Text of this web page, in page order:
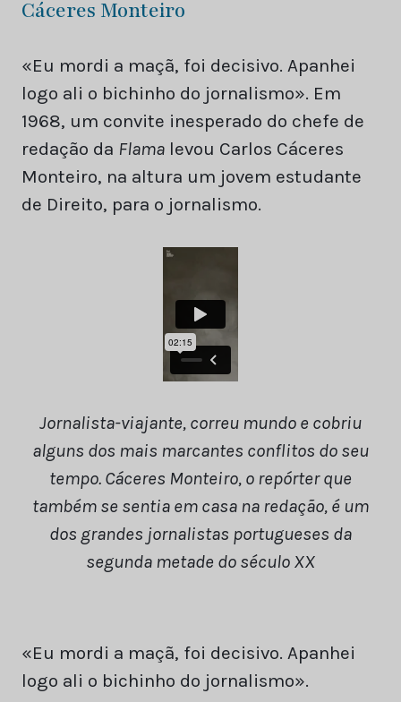
Cáceres Monteiro
«Eu mordi a maçã, foi decisivo. Apanhei
logo ali o bichinho do jornalismo». Em
1968, um convite inesperado do chefe de
redação da Flama levou Carlos Cáceres
Monteiro, na altura um jovem estudante
de Direito, para o jornalismo.
Jornalista-viajante, correu mundo e cobriu
alguns dos mais marcantes conflitos do seu
tempo. Cáceres Monteiro, o repórter que
também se sentia em casa na redação, é um
dos grandes jornalistas portugueses da
segunda metade do século XX
«Eu mordi a maçã, foi decisivo. Apanhei
logo ali o bichinho do jornalismo».